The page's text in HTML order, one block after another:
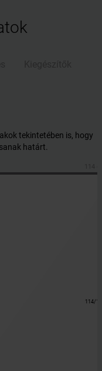
tekintetében is, hogy
határt.
114/